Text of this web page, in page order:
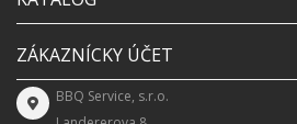
ZÁKAZNÍCKY ÚČET
BBQ Service, s.r.o.